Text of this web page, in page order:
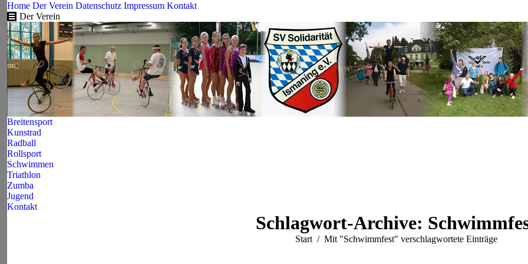
Home Der Verein Datenschutz Impressum Kontakt
Der Verein
Breitensport
Kunstrad
Radball
Rollsport
Schwimmen
Triathlon
Zumba
Jugend
Kontakt
Schlagwort-Archive:
Sie befinden sich hier:
Start Mit "Schwimmfest" verschlagwortete Einträge